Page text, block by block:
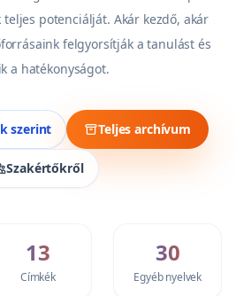
potenciálját. Akár kezdő, akár
felgyorsítják a tanulást és
a hatékonyságot.
szerint Teljes archívum
Szakértőkről
13
Címkék
30
Egyéb nyelvek